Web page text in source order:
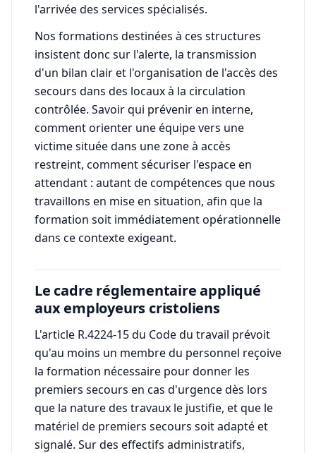
l'arrivée des services spécialisés.
Nos formations destinées à ces structures
insistent donc sur l'alerte, la transmission
d'un bilan clair et l'organisation de l'accès des
secours dans des locaux à la circulation
contrôlée. Savoir qui prévenir en interne,
comment orienter une équipe vers une
victime située dans une zone à accès
restreint, comment sécuriser l'espace en
attendant : autant de compétences que nous
travaillons en mise en situation, afin que la
formation soit immédiatement opérationnelle
dans ce contexte exigeant.
Le cadre réglementaire appliqué
aux employeurs cristoliens
L'article R.4224-15 du Code du travail prévoit
qu'au moins un membre du personnel reçoive
la formation nécessaire pour donner les
premiers secours en cas d'urgence dès lors
que la nature des travaux le justifie, et que le
matériel de premiers secours soit adapté et
signalé. Sur des effectifs administratifs,